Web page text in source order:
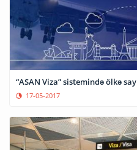
“ASAN Viza” sistemində ölkə
17-05-2017